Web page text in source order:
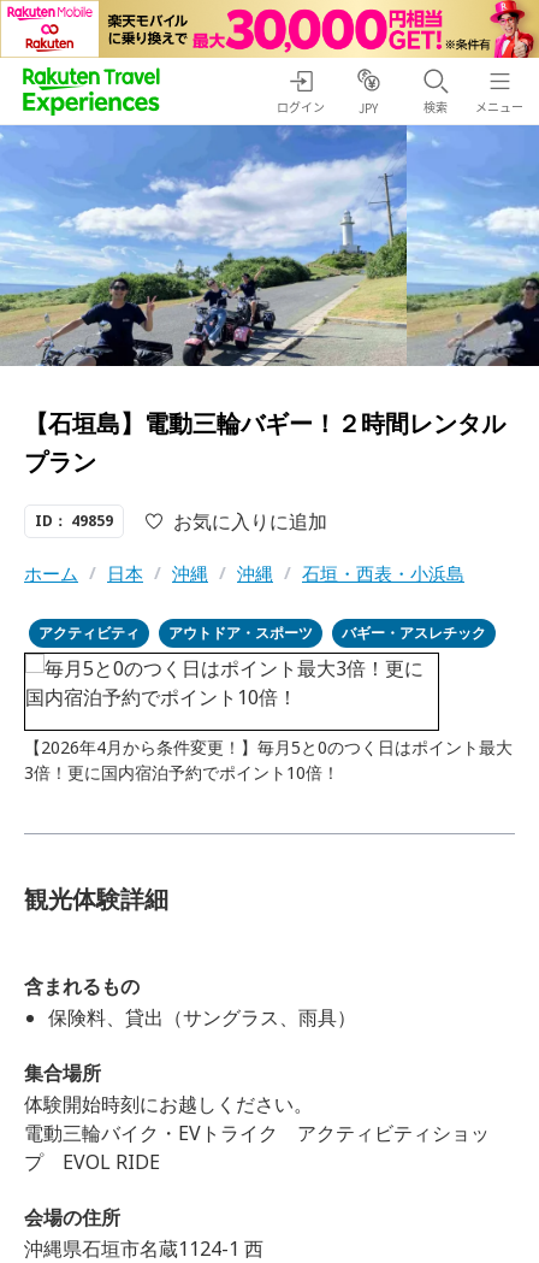
ログイン JPY 検索 メニュー
【石垣島】電動三輪バギー！２時間レンタル
プラン
ID： 49859 お気に入りに追加
ホーム / 日本 / 沖縄 / 沖縄 / 石垣・西表・小浜島
アクティビティ アウトドア・スポーツ バギー・アスレチック
【2026年4月から条件変更！】毎月5と0のつく日はポイント最大
3倍！更に国内宿泊予約でポイント10倍！
観光体験詳細
含まれるもの
保険料、貸出（サングラス、雨具）
集合場所
体験開始時刻にお越しください。
電動三輪バイク・EVトライク アクティビティショッ
プ EVOL RIDE
会場の住所
沖縄県石垣市名蔵1124-1 西